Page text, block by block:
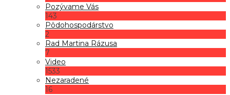
Pozývame Vás
143
Pôdohospodárstvo
2
Rad Martina Rázusa
7
Video
1533
Nezaradené
16